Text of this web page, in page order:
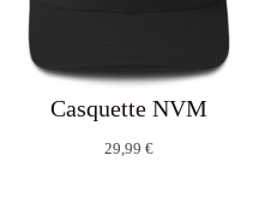
Casquette NVM
29,99 €